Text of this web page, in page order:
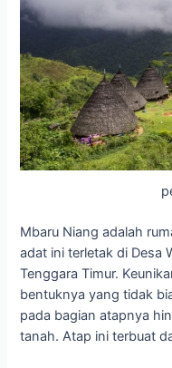
Mbaru Niang adalah
adat ini terletak di Desa
Tenggara Timur.
bentuknya yang tidak
pada bagian atapnya
tanah. Atap ini terbuat